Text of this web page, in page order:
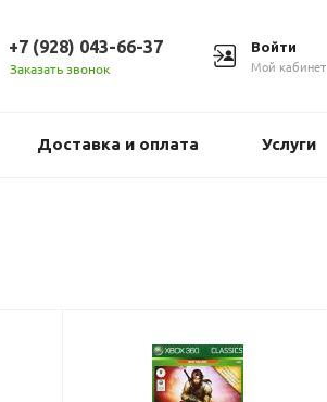
Войти
Мой кабинет
+7 (928) 043-66-37
Заказать звонок
Доставка и оплата Услуги